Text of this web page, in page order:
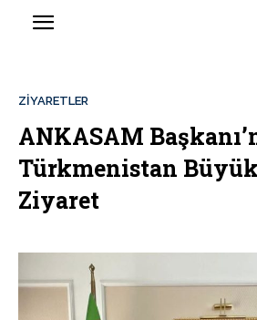
ZIYARETLER
ANKASAM
Türkmenistan
Ziyaret